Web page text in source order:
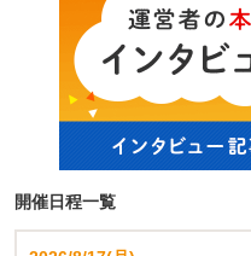
開催日程一覧